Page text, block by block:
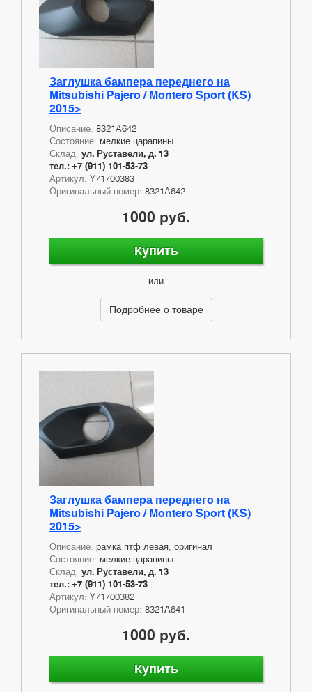
Заглушка бампера переднего на
Mitsubishi Pajero / Montero Sport (KS)
2015>
Описание: 8321A642
Состояние: мелкие царапины
Склад: ул. Руставели, д. 13
тел.: +7 (911) 101-53-73
Артикул: Y71700383
Оригинальный номер: 8321A642
1000 руб.
Купить
- или -
Подробнее о товаре
Заглушка бампера переднего на
Mitsubishi Pajero / Montero Sport (KS)
2015>
Описание: рамка птф левая, оригинал
Состояние: мелкие царапины
Склад: ул. Руставели, д. 13
тел.: +7 (911) 101-53-73
Артикул: Y71700382
Оригинальный номер: 8321А641
1000 руб.
Купить